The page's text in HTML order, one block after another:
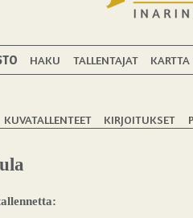
HAKU TALLENTAJAT KARTTA
KUVATALLENTEET KIRJOITUKSET